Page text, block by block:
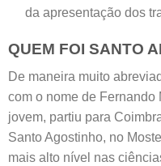
da apresentação dos
QUEM FOI SANTO
De maneira muito
com o nome de Fernando
jovem, partiu para
Santo Agostinho, no
mais alto nível nas